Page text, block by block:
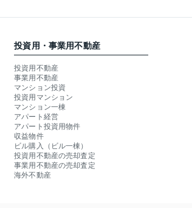
投資用・事業用不動産
投資用不動産
事業用不動産
マンション投資
投資用マンション
マンション一棟
アパート経営
アパート投資用物件
収益物件
ビル購入（ビル一棟）
投資用不動産の売却査定
事業用不動産の売却査定
海外不動産